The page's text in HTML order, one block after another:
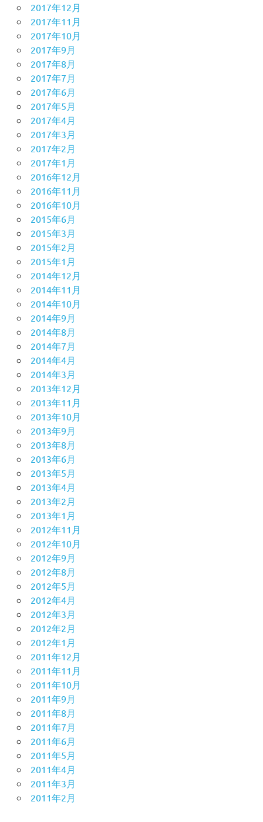
2017年12月
2017年11月
2017年10月
2017年9月
2017年8月
2017年7月
2017年6月
2017年5月
2017年4月
2017年3月
2017年2月
2017年1月
2016年12月
2016年11月
2016年10月
2015年6月
2015年3月
2015年2月
2015年1月
2014年12月
2014年11月
2014年10月
2014年9月
2014年8月
2014年7月
2014年4月
2014年3月
2013年12月
2013年11月
2013年10月
2013年9月
2013年8月
2013年6月
2013年5月
2013年4月
2013年2月
2013年1月
2012年11月
2012年10月
2012年9月
2012年8月
2012年5月
2012年4月
2012年3月
2012年2月
2012年1月
2011年12月
2011年11月
2011年10月
2011年9月
2011年8月
2011年7月
2011年6月
2011年5月
2011年4月
2011年3月
2011年2月